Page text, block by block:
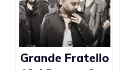
Grande Fratello